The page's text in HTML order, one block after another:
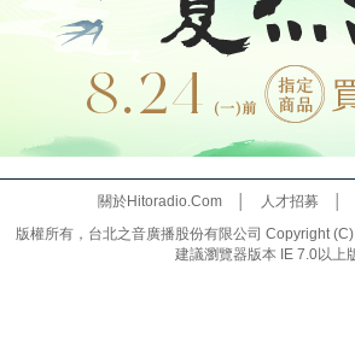
關於Hitoradio.Com│ 人才招募
版權所有，台北之音廣播股份有限公司 Copyright
建議瀏覽器版本 IE 7.0以上